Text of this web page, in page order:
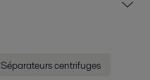
Séparateurs centrifuges